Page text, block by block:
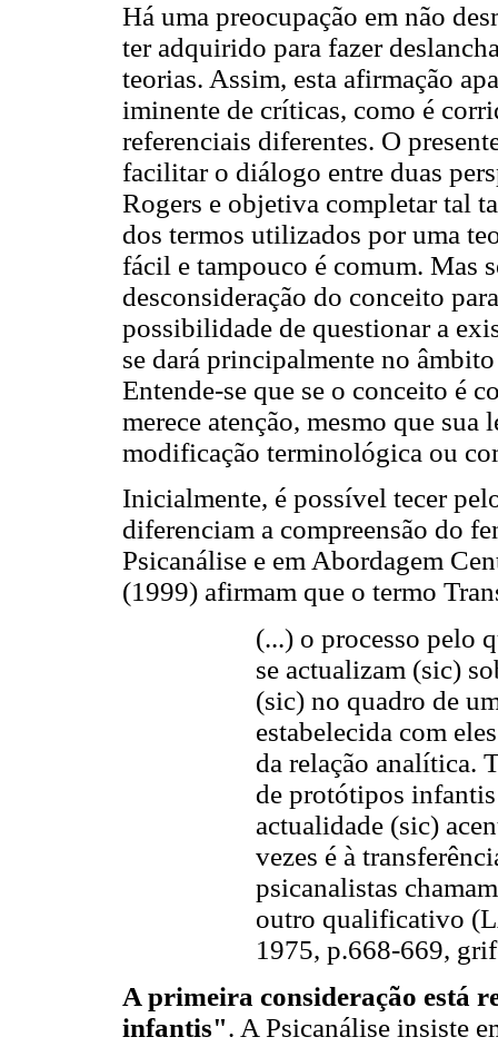
Há uma preocupação em não
ter adquirido para fazer
teorias. Assim, esta afirmação
iminente de críticas, como é
referenciais diferentes. O
facilitar o diálogo entre duas
Rogers e objetiva completar tal
dos termos utilizados por uma
fácil e tampouco é comum. Mas
desconsideração do conceito
possibilidade de questionar a
se dará principalmente no
Entende-se que se o conceito é
merece atenção, mesmo que
modificação terminológica ou
Inicialmente, é possível tecer
diferenciam a compreensão do
Psicanálise e em Abordagem
(1999) afirmam que o termo
(...) o processo pelo
se actualizam (sic)
(sic) no quadro de
estabelecida com
da relação analítica.
de protótipos
actualidade (sic)
vezes é à
psicanalistas
outro qualificativo
1975, p.668-669,
A primeira consideração está
infantis". A Psicanálise insiste